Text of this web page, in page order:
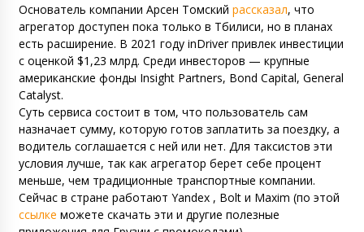
Основатель компании Арсен Томский рассказал, что
агрегатор доступен пока только в Тбилиси, но в планах
есть расширение. В 2021 году inDriver привлек инвестиции
с оценкой $1,23 млрд. Среди инвесторов — крупные
американские фонды Insight Partners, Bond Capital, General
Catalyst.
Суть сервиса состоит в том, что пользователь сам
назначает сумму, которую готов заплатить за поездку, а
водитель соглашается с ней или нет. Для таксистов эти
условия лучше, так как агрегатор берет себе процент
меньше, чем традиционные транспортные компании.
Сейчас в стране работают Yandex , Bolt и Maxim (по этой
ссылке можете скачать эти и другие полезные